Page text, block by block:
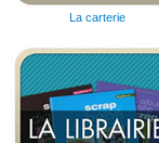
La carterie